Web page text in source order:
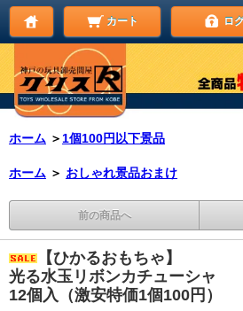
カート ロ
ホーム ＞ 1個100円以下景品
ホーム ＞ おしゃれ景品おまけ
前の商品へ
【ひかるおもちゃ】
光る水玉リボンカチューシャ
12個入（激安特価1個100円）